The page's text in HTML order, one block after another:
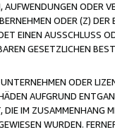
ODER
ODER (Z)
EINEN AUSSCHLUSS
GESETZLICHEN
ODER
AUFGRUND
IM ZUSAMMENHANG
WURDEN.